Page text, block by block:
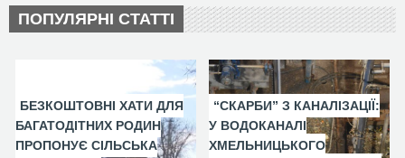
ПОПУЛЯРНІ СТАТТІ
БЕЗКОШТОВНІ ХАТИ ДЛЯ
БАГАТОДІТНИХ РОДИН
ПРОПОНУЄ СІЛЬСЬКА
“СКАРБИ” З КАНАЛІЗАЦІЇ:
У ВОДОКАНАЛІ
ХМЕЛЬНИЦЬКОГО